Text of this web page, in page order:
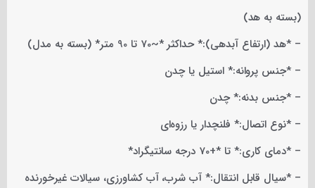
(بسته به هد)
– *هد (ارتفاع آبدهی):* حداکثر *~70 تا 90 متر* (بسته به مدل)
– *جنس پروانه:* استیل یا چدن
– *جنس بدنه:* چدن
– *نوع اتصال:* فلنچدار یا رزوه‌ای
– *دمای کاری:* تا *+70 درجه سانتیگراد*
– *سیال قابل انتقال:* آب شرب، آب کشاورزی، سیالات غیرخورنده